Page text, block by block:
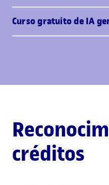
Curso gratuito de IA
créditos